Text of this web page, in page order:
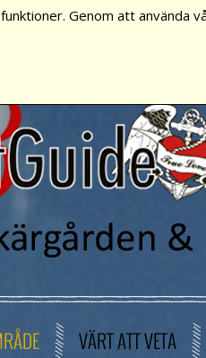
VÄRT ATT VETA
Genom att använda